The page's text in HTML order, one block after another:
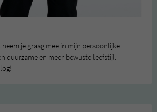
je graag mee in mijn persoonlijke
duurzame en meer bewuste leefstijl.